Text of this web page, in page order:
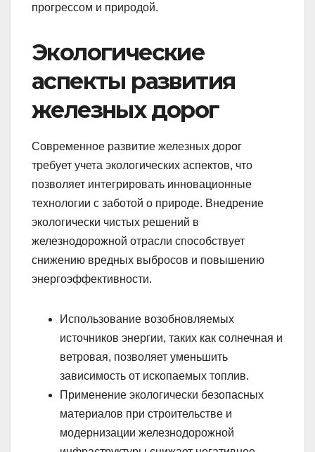
прогрессом и природой.
Экологические
аспекты развития
железных дорог
Современное развитие железных дорог
требует учета экологических аспектов, что
позволяет интегрировать инновационные
технологии с заботой о природе. Внедрение
экологически чистых решений в
железнодорожной отрасли способствует
снижению вредных выбросов и повышению
энергоэффективности.
Использование возобновляемых
источников энергии, таких как солнечная и
ветровая, позволяет уменьшить
зависимость от ископаемых топлив.
Применение экологически безопасных
материалов при строительстве и
модернизации железнодорожной